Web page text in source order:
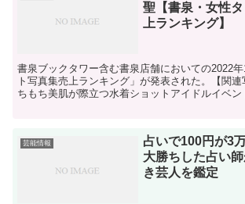
聖【書泉・女性
上ランキング】
書泉ブックタワー含む書泉店舗においての2022
ト写真集売上ランキング」が発表された。【関
ちもち美肌が際立つ水着ショットアイドルイベ
芸能情報
占いで100円が3
大勝ちした占い
き芸人を鑑定